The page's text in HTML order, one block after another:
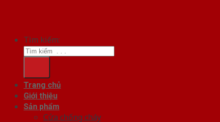
Tìm kiếm:
Trang chủ
Giới thiệu
Sản phẩm
Cửa chống cháy